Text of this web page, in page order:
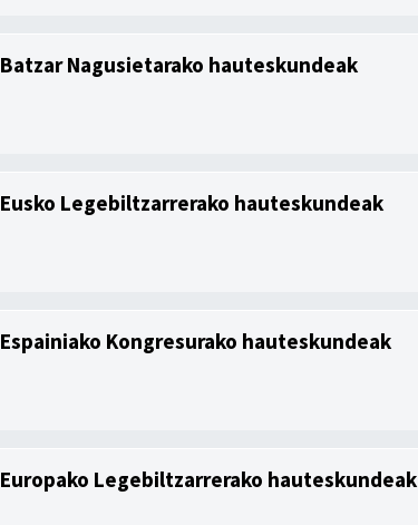
Batzar Nagusietarako hauteskundeak
Eusko Legebiltzarrerako hauteskundeak
Espainiako Kongresurako hauteskundeak
Europako Legebiltzarrerako hauteskundeak